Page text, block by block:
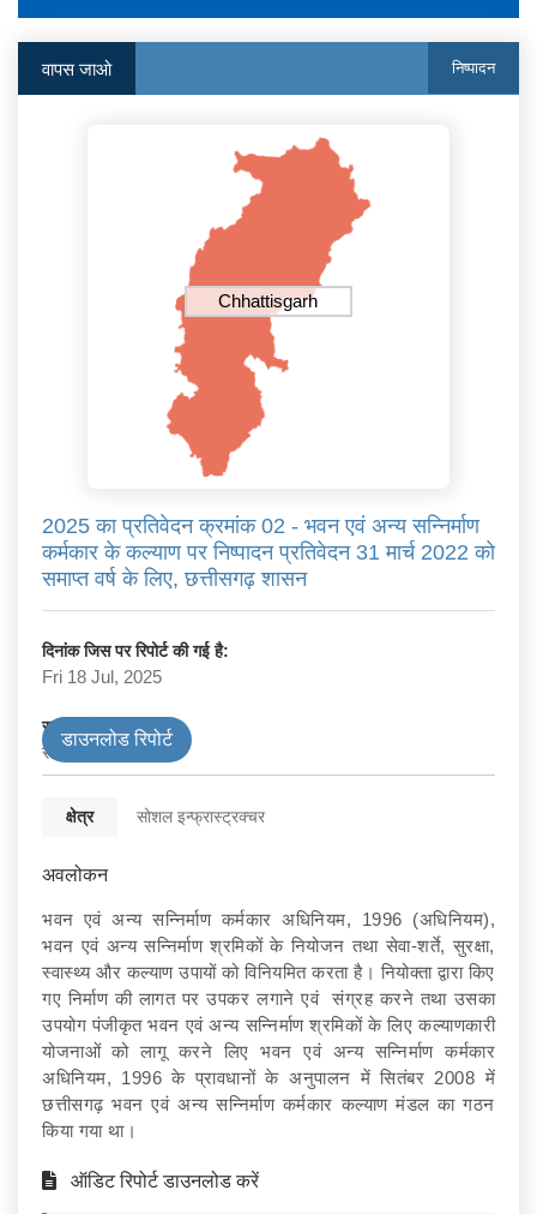
वापस जाओ निष्‍पादन
Chhattisgarh
2025 का प्रतिवेदन क्रमांक 02 - भवन एवं अन्य सन्निर्माण
कर्मकार के कल्याण पर निष्पादन प्रतिवेदन 31 मार्च 2022 को
समाप्त वर्ष के लिए, छत्तीसगढ़ शासन
दिनांक जिस पर रिपोर्ट की गई है:
Fri 18 Jul, 2025
सरकार के प्रकार
राज्य
डाउनलोड रिपोर्ट
क्षेत्र सोशल इन्फ्रास्ट्रक्चर
अवलोकन
भवन एवं अन्य सन्निर्माण कर्मकार अधिनियम, 1996 (अधिनियम),
भवन एवं अन्य सन्निर्माण श्रमिकों के नियोजन तथा सेवा-शर्ते, सुरक्षा,
स्वास्थ्य और कल्याण उपायों को विनियमित करता है। नियोक्ता द्वारा किए
गए निर्माण की लागत पर उपकर लगाने एवं संग्रह करने तथा उसका
उपयोग पंजीकृत भवन एवं अन्य सन्निर्माण श्रमिकों के लिए कल्याणकारी
योजनाओं को लागू करने लिए भवन एवं अन्य सन्निर्माण कर्मकार
अधिनियम, 1996 के प्रावधानों के अनुपालन में सितंबर 2008 में
छत्तीसगढ़ भवन एवं अन्य सन्निर्माण कर्मकार कल्याण मंडल का गठन
किया गया था।
ऑडिट रिपोर्ट डाउनलोड करें